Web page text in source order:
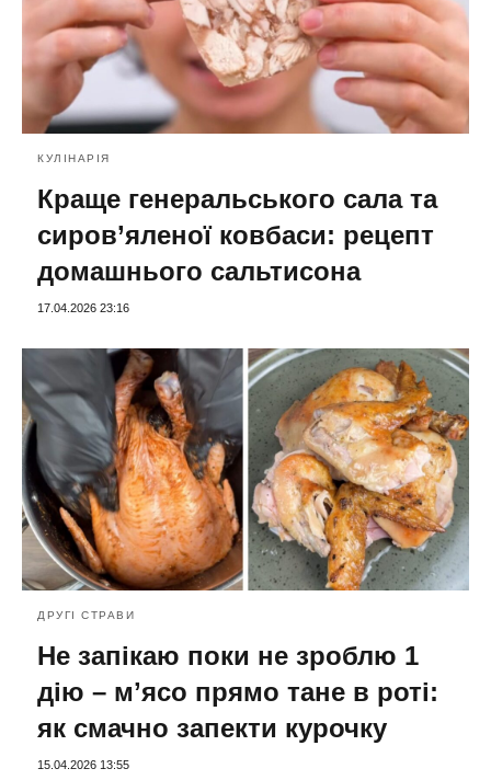
КУЛІНАРІЯ
Краще генеральського сала та
сиров’яленої ковбаси: рецепт
домашнього сальтисона
17.04.2026 23:16
ДРУГІ СТРАВИ
Не запікаю поки не зроблю 1
дію – мʼясо прямо тане в роті:
як смачно запекти курочку
15.04.2026 13:55